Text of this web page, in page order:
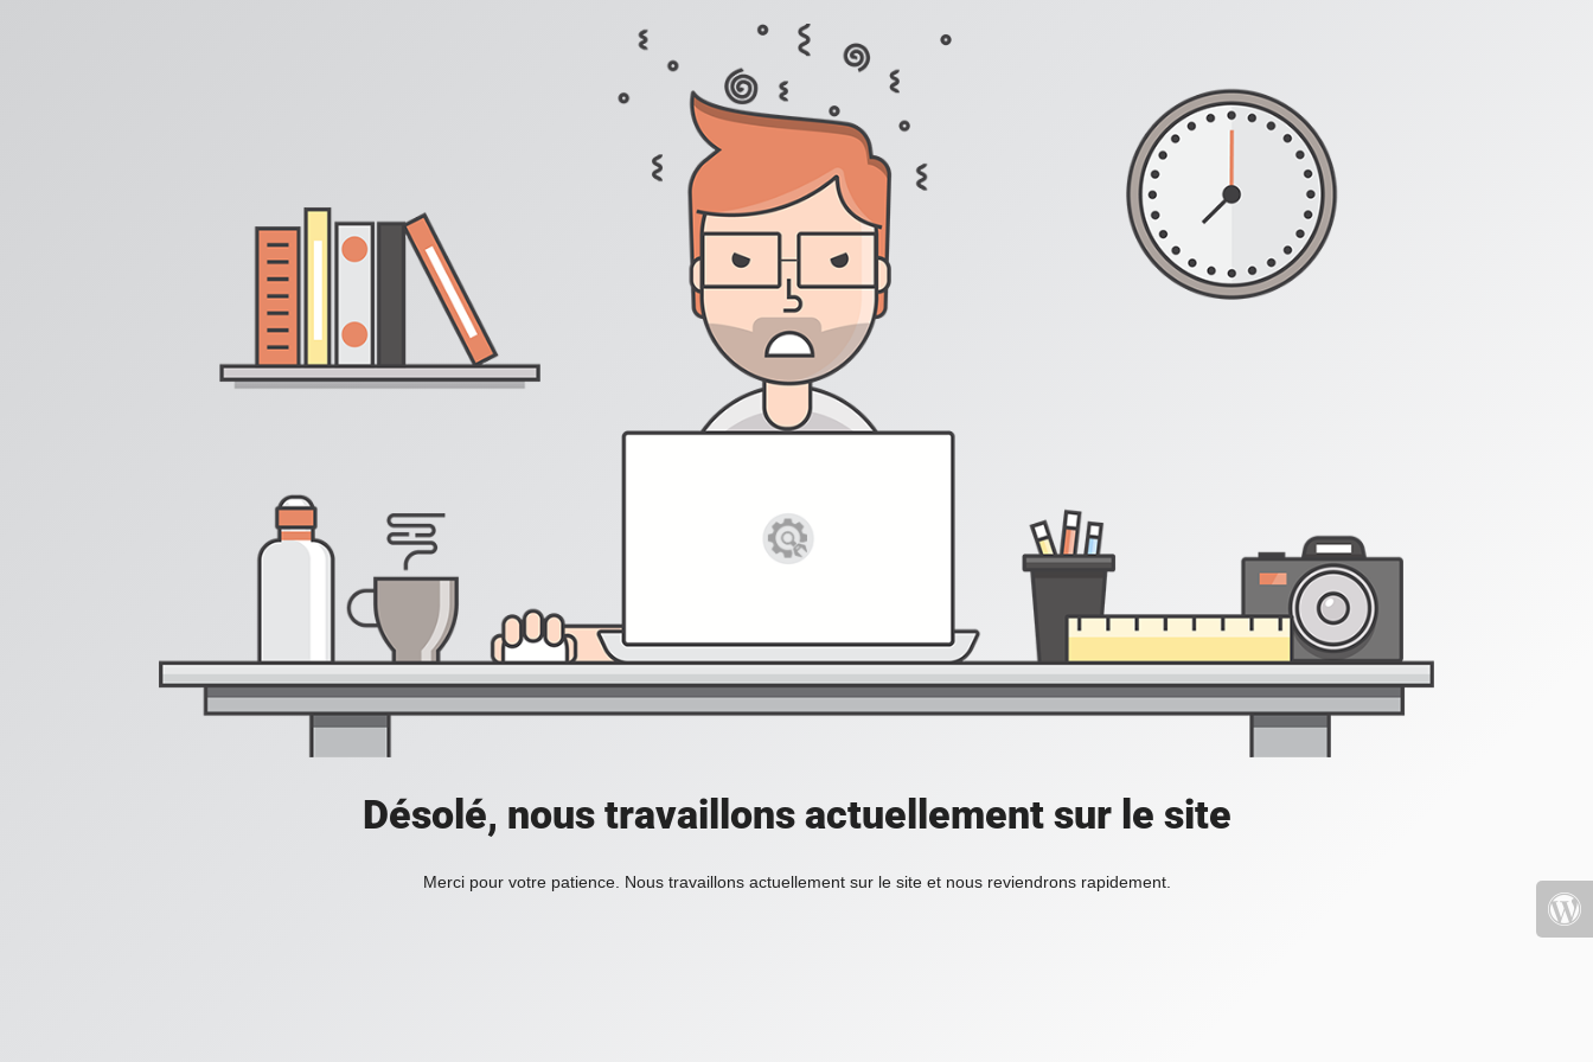
Désolé, nous travaillons actuellement sur le site
Merci pour votre patience. Nous travaillons actuellement sur le site et nous reviendrons rapidement.